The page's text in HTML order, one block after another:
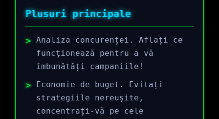
Plusuri principale
Analiza concurenței. Aflați ce
funcționează pentru a vă
îmbunătăți campaniile!
Economie de buget. Evitați
strategiile nereușite,
concentrați-vă pe cele